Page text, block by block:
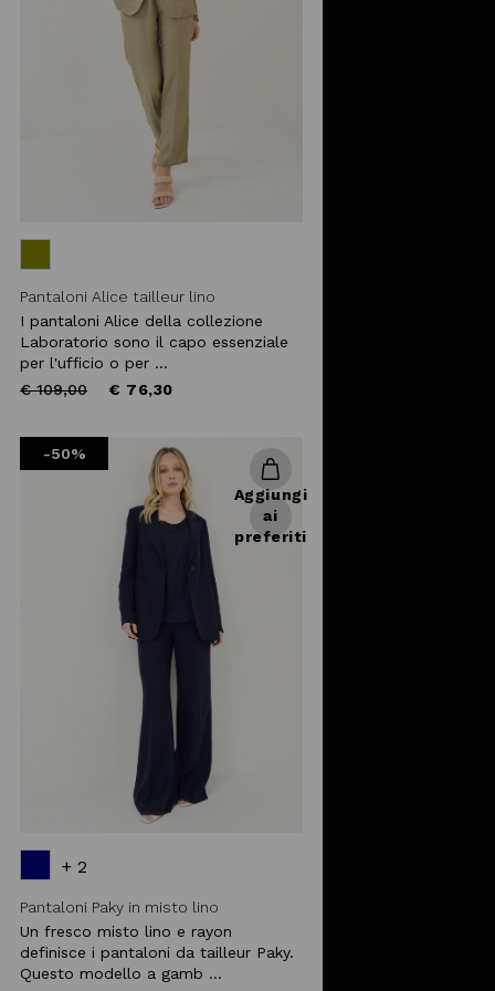
Pantaloni Alice tailleur lino
I pantaloni Alice della collezione
Laboratorio sono il capo essenziale
per l'ufficio o per ...
Price
€ 109,00to € 76,30
-50%
Aggiungi
ai
preferiti
+ 2
Pantaloni Paky in misto lino
Un fresco misto lino e rayon
definisce i pantaloni da tailleur Paky.
Questo modello a gamb ...